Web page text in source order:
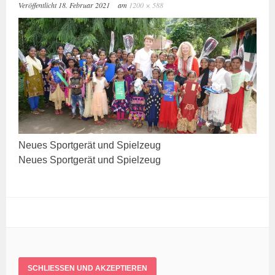
Veröffentlicht 18. Februar 2021 am 1200 × 588
Neu­es Sport­ge­rät und Spielzeug
Neu­es Sport­ge­rät und Spielzeug